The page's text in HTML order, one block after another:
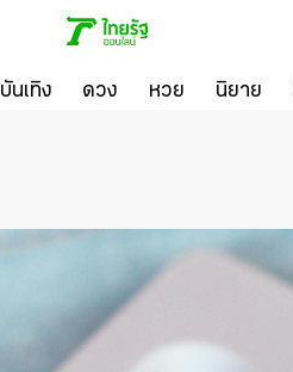
บันเทิง ดวง หวย นิยาย